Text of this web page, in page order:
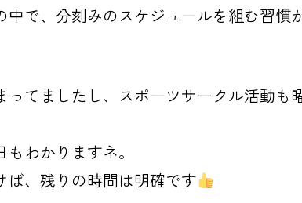
中で、分刻みのスケジュールを組む習慣
てましたし、スポーツサークル活動も
わかりますネ。
ば、残りの時間は明確です